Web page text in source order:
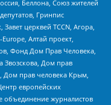
Беллона, Союз жителей
Гринпис
церквей TCCN, Агора,
Алтай проект,
Фонд Дом Прав Человека,
Звозскова, Дом прав
Дом прав человека Крым,
европейских
объединение журналистов